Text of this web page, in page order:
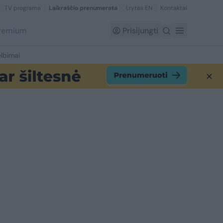
TV programa Laikraščio prenumerata Lrytas EN Kontaktai
Prisijungti